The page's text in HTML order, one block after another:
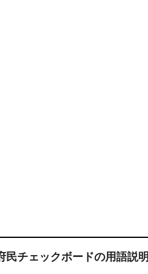
民チェックボードの用語説明